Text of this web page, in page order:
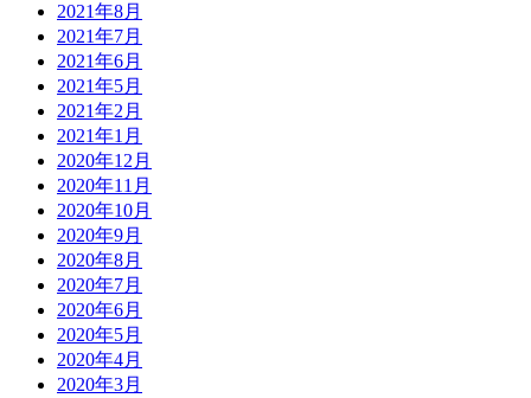
2021年8月
2021年7月
2021年6月
2021年5月
2021年2月
2021年1月
2020年12月
2020年11月
2020年10月
2020年9月
2020年8月
2020年7月
2020年6月
2020年5月
2020年4月
2020年3月